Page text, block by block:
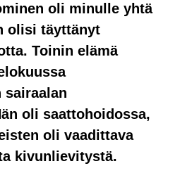
oli minulle yhtä
olisi täyttänyt
Toinin elämä
sairaalan
oli saattohoidossa,
oli vaadittava
kivunlievitystä.